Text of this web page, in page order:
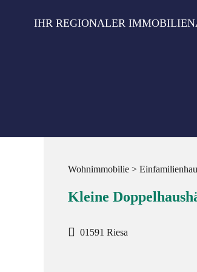
IHR REGIONALER
Wohnimmobilie >
Kleine
01591 Riesa